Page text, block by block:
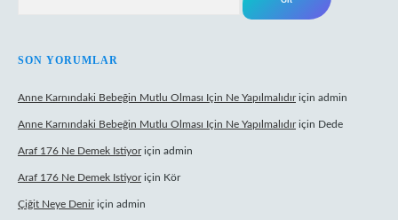
SON YORUMLAR
Anne Karnındaki Bebeğin Mutlu Olması Için Ne Yapılmalıdıriçin admin
Anne Karnındaki Bebeğin Mutlu Olması Için Ne Yapılmalıdıriçin Dede
Araf 176 Ne Demek Istiyoriçin admin
Araf 176 Ne Demek Istiyoriçin Kör
Çiğit Neye Deniriçin admin